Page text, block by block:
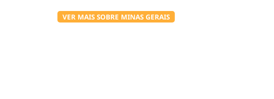
VER MAIS SOBRE MINAS GERAIS